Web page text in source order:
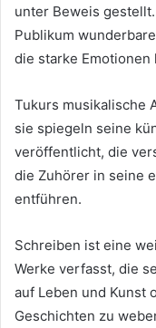
unter Beweis
Publikum
die starke Emotionen
Tukurs musikalische
sie spiegeln seine
veröffentlicht, die
die Zuhörer in seine
entführen.
Schreiben ist eine
Werke verfasst, die
auf Leben und Kunst
Geschichten zu